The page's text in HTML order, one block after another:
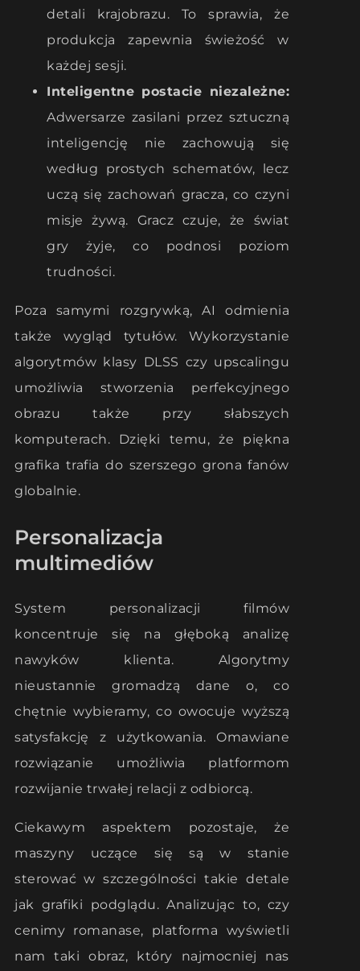
detali krajobrazu. To sprawia, że
produkcja zapewnia świeżość w
każdej sesji.
Inteligentne postacie niezależne:
Adwersarze zasilani przez sztuczną
inteligencję nie zachowują się
według prostych schematów, lecz
uczą się zachowań gracza, co czyni
misje żywą. Gracz czuje, że świat
gry żyje, co podnosi poziom
trudności.
Poza samymi rozgrywką, AI odmienia
także wygląd tytułów. Wykorzystanie
algorytmów klasy DLSS czy upscalingu
umożliwia stworzenia perfekcyjnego
obrazu także przy słabszych
komputerach. Dzięki temu, że piękna
grafika trafia do szerszego grona fanów
globalnie.
Personalizacja
multimediów
System personalizacji filmów
koncentruje się na głęboką analizę
nawyków klienta. Algorytmy
nieustannie gromadzą dane o, co
chętnie wybieramy, co owocuje wyższą
satysfakcję z użytkowania. Omawiane
rozwiązanie umożliwia platformom
rozwijanie trwałej relacji z odbiorcą.
Ciekawym aspektem pozostaje, że
maszyny uczące się są w stanie
sterować w szczególności takie detale
jak grafiki podglądu. Analizując to, czy
cenimy romanase, platforma wyświetli
nam taki obraz, który najmocniej nas